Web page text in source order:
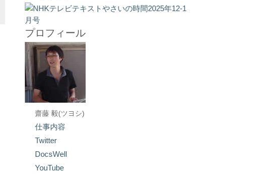
プロフィール
齋藤 毅(ツヨシ)
仕事内容
Twitter
DocsWell
YouTube